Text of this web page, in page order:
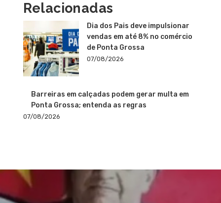
Relacionadas
Dia dos Pais deve impulsionar
vendas em até 8% no comércio
de Ponta Grossa
07/08/2026
Barreiras em calçadas podem gerar multa em
Ponta Grossa; entenda as regras
07/08/2026